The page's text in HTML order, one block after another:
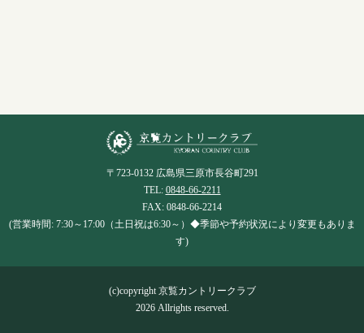
〒723-0132 広島県三原市長谷町291
TEL: 0848-66-2211
FAX: 0848-66-2214
(営業時間: 7:30～17:00（土日祝は6:30～）◆季節や予約状況により変更もありま
す)
(c)copyright 京覧カントリークラブ
2026 Allrights reserved.